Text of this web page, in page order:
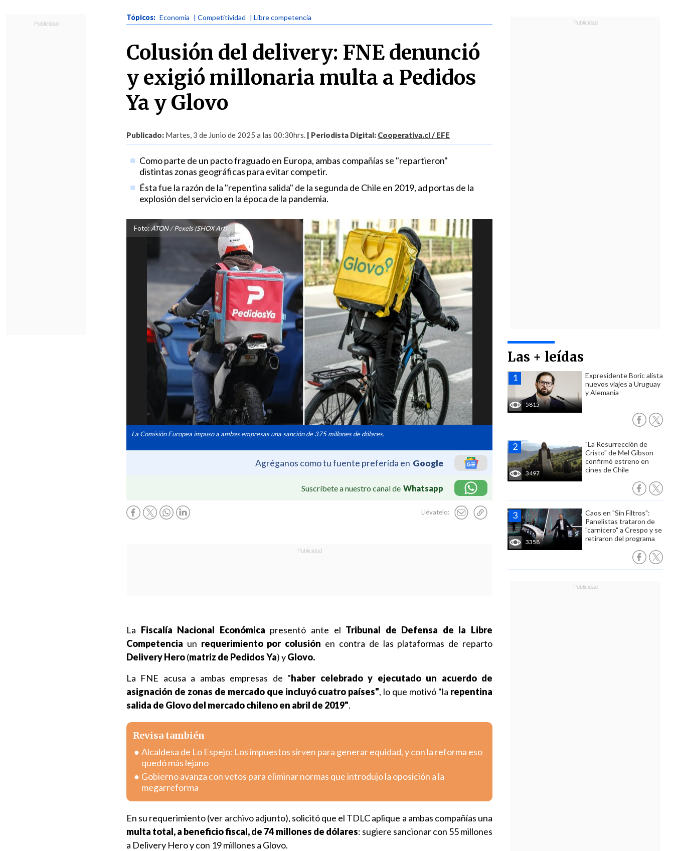
Tópicos: Economía | Competitividad | Libre competencia
Colusión del delivery: FNE denunció
y exigió millonaria multa a Pedidos
Ya y Glovo
Publicado: Martes, 3 de Junio de 2025 a las 00:30hrs. | Periodista Digital: Cooperativa.cl / EFE
Como parte de un pacto fraguado en Europa, ambas compañías se "repartieron"
distintas zonas geográficas para evitar competir.
Ésta fue la razón de la "repentina salida" de la segunda de Chile en 2019, ad portas de la
explosión del servicio en la época de la pandemia.
Foto: ATON / Pexels (SHOX Art)
La Comisión Europea impuso a ambas empresas una sanción de 375 millones de dólares.
Agréganos como tu fuente preferida en Google
Suscríbete a nuestro canal de Whatsapp
Llévatelo:
Las + leídas
5815
Expresidente Boric alista
nuevos viajes a Uruguay
y Alemania
3497
"La Resurrección de
Cristo" de Mel Gibson
confirmó estreno en
cines de Chile
3358
Caos en "Sin Filtros":
Panelistas trataron de
"carnicero" a Crespo y se
retiraron del programa
La Fiscalía Nacional Económica presentó ante el Tribunal de Defensa de la Libre
Competencia un requerimiento por colusión en contra de las plataformas de reparto
Delivery Hero(matriz de Pedidos Ya) yGlovo.
La FNE acusa a ambas empresas de "haber celebrado y ejecutado un acuerdo de
asignación de zonas de mercado que incluyó cuatro países", lo que motivó "la repentina
salida de Glovo del mercado chileno en abril de 2019".
Revisa también
Alcaldesa de Lo Espejo: Los impuestos sirven para generar equidad, y con la reforma eso
quedó más lejano
Gobierno avanza con vetos para eliminar normas que introdujo la oposición a la
megarreforma
En su requerimiento (ver archivo adjunto), solicitó que el TDLC aplique a ambas compañías una
multa total, a beneficio fiscal,de 74 millones de dólares: sugiere sancionar con 55 millones
a Delivery Hero y con 19 millones a Glovo.